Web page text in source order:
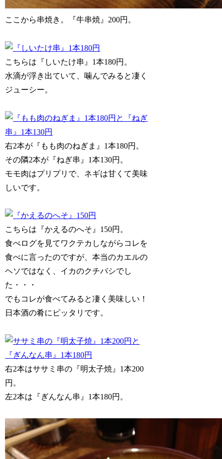
ここから串焼き。『牛串焼』200円。
こちらは『しいたけ串』1本180円。
水滴が浮き出ていて、噛んでみると凄く
ジューシー。
右2本が『もも肉のねぎま』1本180円。
その隣2本が『ねぎ串』1本130円。
モモ肉はプリプリで、ネギは甘くて美味
しいです。
こちらは『かえるのへそ』150円。
食べログを見てワクテカしながらコレを
食べに言ったのですが、本当のカエルの
ヘソではなく、イカのクチバシでし
た・・・
でもコレが食べてみると凄く美味しい！
日本酒の肴にピッタリです。
右2本はササミ串の『明太子焼』1本200
円。
左2本は『ぎんなん串』1本180円。